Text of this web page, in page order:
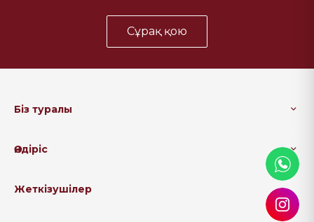
Сұрақ қою
Біз туралы
Өндіріс
Жеткізушілер